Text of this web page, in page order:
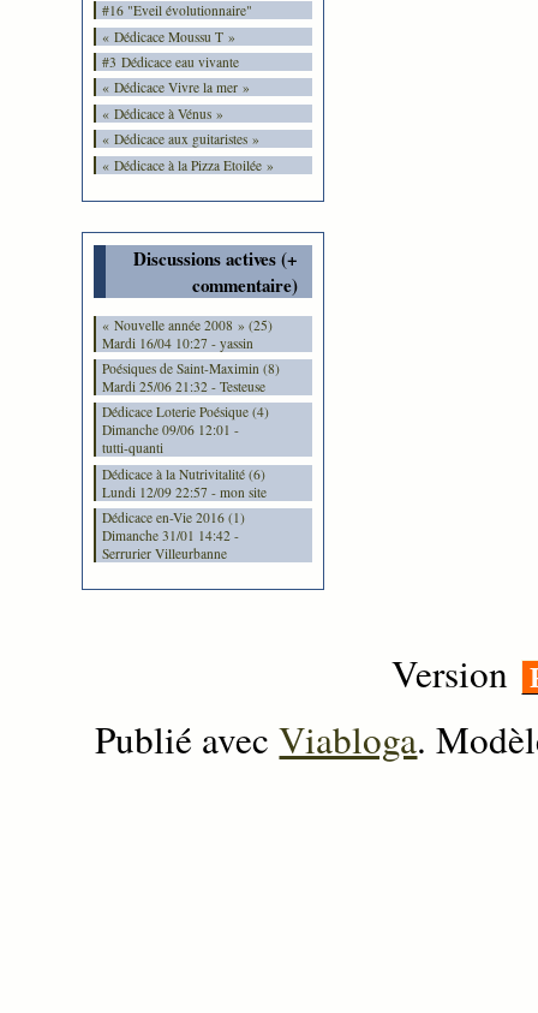
#16 "Eveil évolutionnaire"
« Dédicace Moussu T »
#3 Dédicace eau vivante
« Dédicace Vivre la mer »
« Dédicace à Vénus »
« Dédicace aux guitaristes »
« Dédicace à la Pizza Etoilée »
Discussions actives (+
commentaire)
« Nouvelle année 2008 » (25)
Mardi 16/04 10:27 - yassin
Poésiques de Saint-Maximin (8)
Mardi 25/06 21:32 - Testeuse
Dédicace Loterie Poésique (4)
Dimanche 09/06 12:01 -
tutti-quanti
Dédicace à la Nutrivitalité (6)
Lundi 12/09 22:57 - mon site
Dédicace en-Vie 2016 (1)
Dimanche 31/01 14:42 -
Serrurier Villeurbanne
Version
Publié avecViabloga.